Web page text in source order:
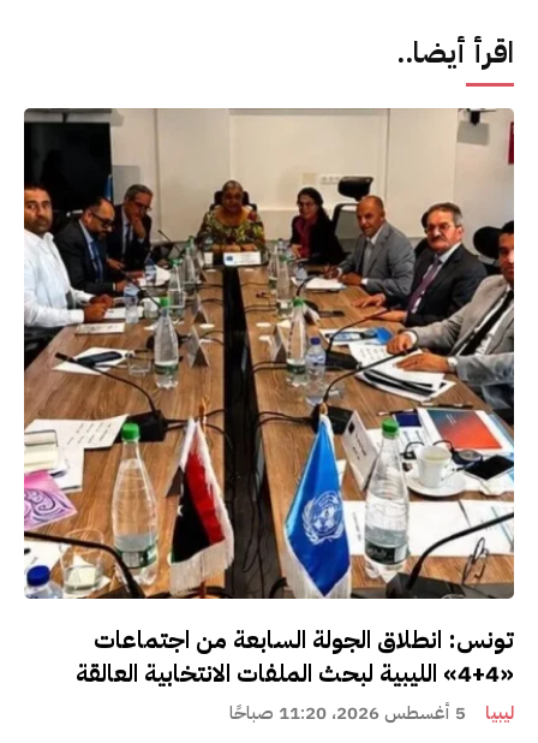
اقرأ أيضا..
تونس: انطلاق الجولة السابعة من اجتماعات
«4+4» الليبية لبحث الملفات الانتخابية العالقة
ليبيا 5 أغسطس 2026، 11:20 صباحًا